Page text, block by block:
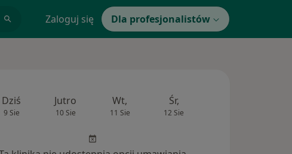
Zaloguj się Dla profesjonalistów
Dziś
9 Sie
Jutro
10 Sie
Wt,
11 Sie
Śr,
12 Sie